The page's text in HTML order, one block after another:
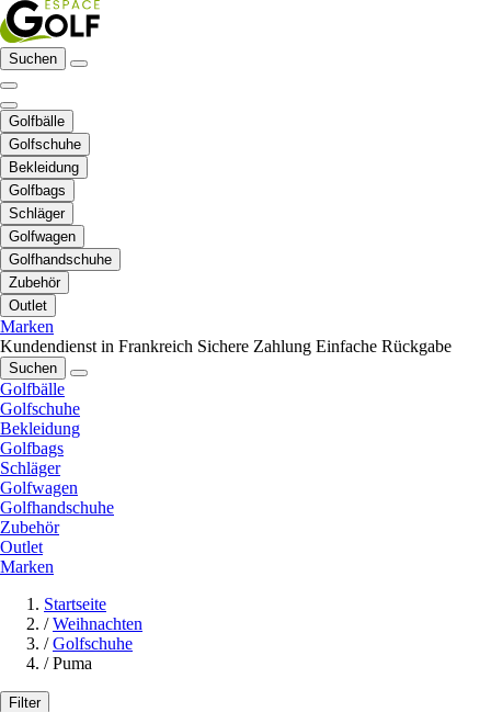
Suchen
Golfbälle
Golfschuhe
Bekleidung
Golfbags
Schläger
Golfwagen
Golfhandschuhe
Zubehör
Outlet
Marken
Kundendienst in Frankreich Sichere Zahlung Einfache Rückgabe
Suchen
Golfbälle
Golfschuhe
Bekleidung
Golfbags
Schläger
Golfwagen
Golfhandschuhe
Zubehör
Outlet
Marken
Startseite
/ Weihnachten
/ Golfschuhe
/ Puma
Filter